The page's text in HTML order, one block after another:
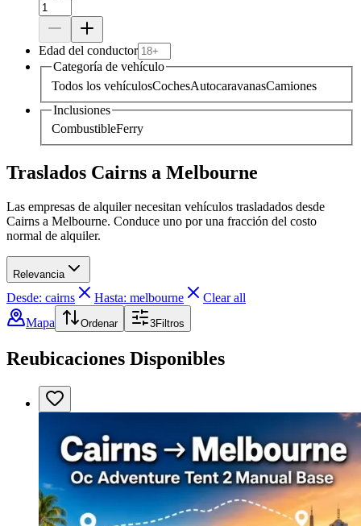
Edad del conductor
Categoría de vehículo
Todos los vehículosCochesAutocaravanasCamiones
Inclusiones
CombustibleFerry
Traslados Cairns a Melbourne
Las empresas de alquiler necesitan vehículos trasladados desde
Cairns a Melbourne. Conduce uno por una fracción del costo
normal de alquiler.
Relevancia
Desde: cairns Hasta: melbourne
Clear all
Mapa
Ordenar 3Filtros
Reubicaciones Disponibles